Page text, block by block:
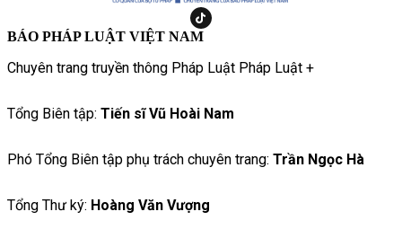
BÁO PHÁP LUẬT VIỆT NAM
Chuyên trang truyền thông Pháp Luật Pháp Luật +
Tổng Biên tập: Tiến sĩ Vũ Hoài Nam
Phó Tổng Biên tập phụ trách chuyên trang: Trần Ngọc Hà
Tổng Thư ký: Hoàng Văn Vượng